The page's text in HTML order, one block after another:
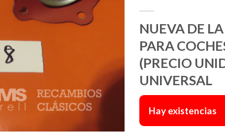
NUEVA DE
PARA
(PRECIO
UNIVERSAL
Hay existencias